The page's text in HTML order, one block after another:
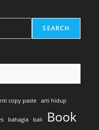
SEARCH
copy paste arti hidup
bahagia bali Book